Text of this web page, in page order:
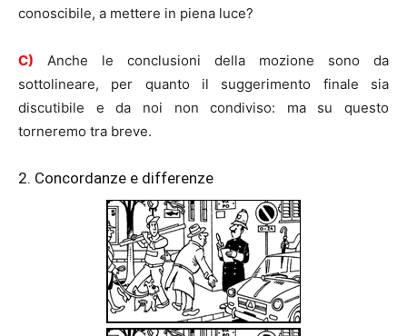
conoscibile, a mettere in piena luce?
C) Anche le conclusioni della mozione sono da
sottolineare, per quanto il suggerimento finale sia
discutibile e da noi non condiviso: ma su questo
torneremo tra breve.
2. Concordanze e differenze